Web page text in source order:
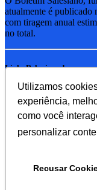
Utilizamos
experiência,
como você
personalizar
Recusar
atualmente é publicado
com tiragem anual
no total.
Links Relacionados
RSB - Rede
EDEBE - Editora
UPV - União
Familia Salesiana
SDB -
FMA - Filhas